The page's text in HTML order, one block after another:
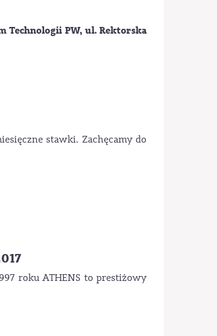
Technologii PW, ul. Rektorska
stawki. Zachęcamy do
roku ATHENS to prestiżowy